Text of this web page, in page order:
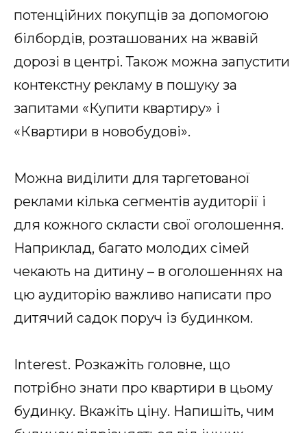
потенційних покупців за допомогою
білбордів, розташованих на жвавій
дорозі в центрі. Також можна запустити
контекстну рекламу в пошуку за
запитами «Купити квартиру» і
«Квартири в новобудові».
Можна виділити для таргетованої
реклами кілька сегментів аудиторії і
для кожного скласти свої оголошення.
Наприклад, багато молодих сімей
чекають на дитину – в оголошеннях на
цю аудиторію важливо написати про
дитячий садок поруч із будинком.
Interest. Розкажіть головне, що
потрібно знати про квартири в цьому
будинку. Вкажіть ціну. Напишіть, чим